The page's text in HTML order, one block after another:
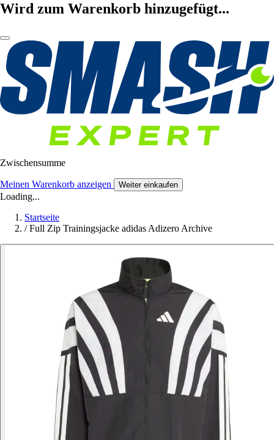
Wird zum Warenkorb hinzugefügt...
Zwischensumme
Meinen Warenkorb anzeigen Weiter einkaufen
Loading...
Startseite
/ Full Zip Trainingsjacke adidas Adizero Archive